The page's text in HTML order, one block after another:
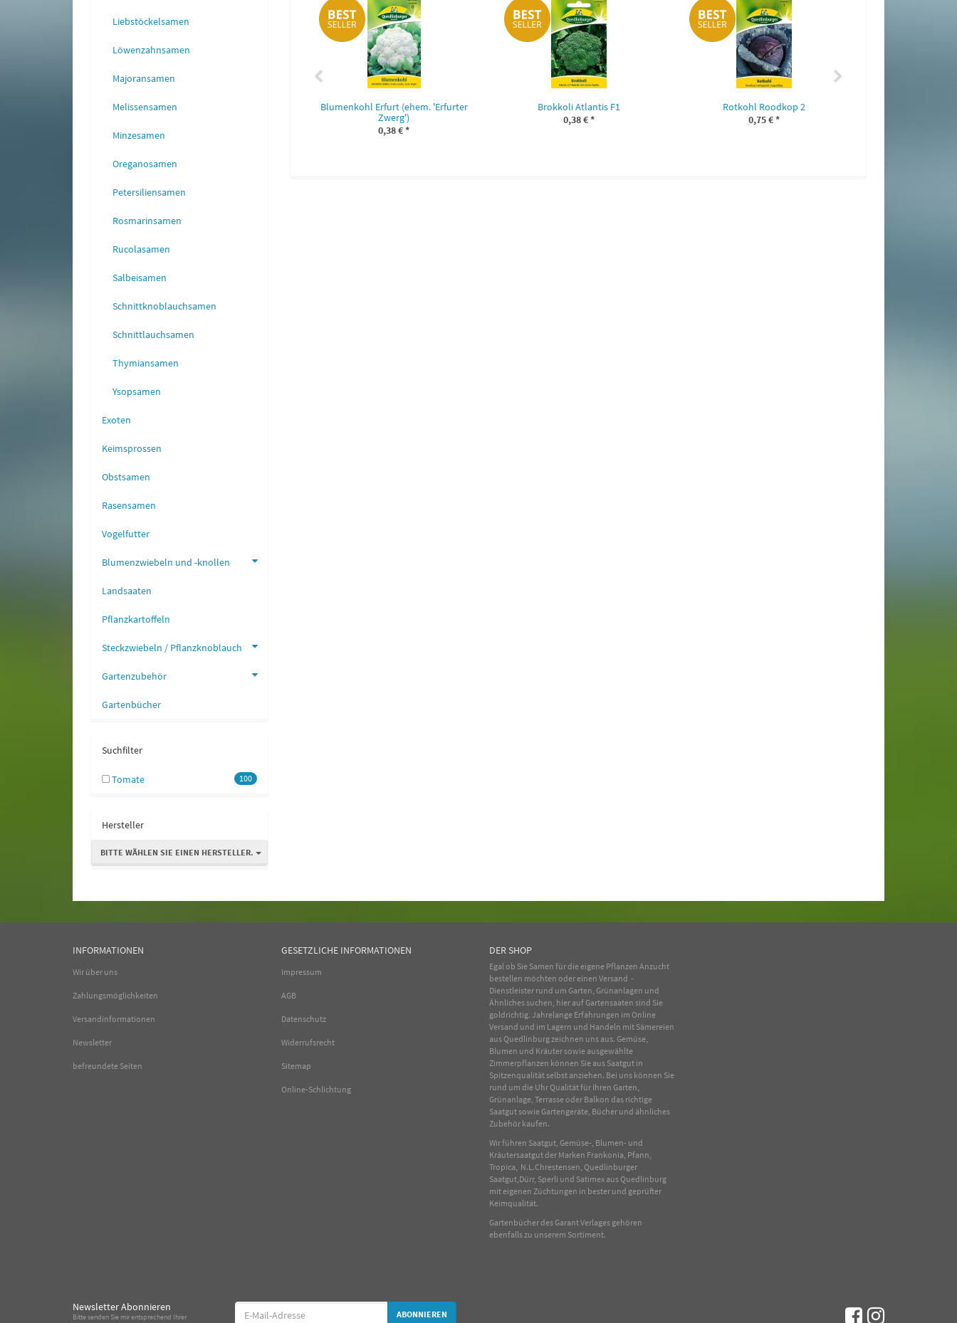
Blumenkohl Erfurt (ehem. 'Erfurter
Zwerg')
0,38 €*
Brokkoli Atlantis F1
0,38 €*
Rotkohl Roodkop 2
0,75 €*
Liebstöckelsamen
Löwenzahnsamen
Majoransamen
Melissensamen
Minzesamen
Oreganosamen
Petersiliensamen
Rosmarinsamen
Rucolasamen
Salbeisamen
Schnittknoblauchsamen
Schnittlauchsamen
Thymiansamen
Ysopsamen
Exoten
Keimsprossen
Obstsamen
Rasensamen
Vogelfutter
Blumenzwiebeln und -knollen
Landsaaten
Pflanzkartoffeln
Steckzwiebeln / Pflanzknoblauch
Gartenzubehör
Gartenbücher
Suchfilter
100
Tomate
Hersteller
BITTE WÄHLEN SIE EINEN HERSTELLER.
INFORMATIONEN
Wir über uns
Zahlungsmöglichkeiten
Versandinformationen
Newsletter
befreundete Seiten
GESETZLICHE INFORMATIONEN
Impressum
AGB
Datenschutz
Widerrufsrecht
Sitemap
Online-Schlichtung
DER SHOP
Egal ob Sie Samen für die eigene Pflanzen Anzucht
bestellen möchten oder einen Versand -
Dienstleister rund um Garten, Grünanlagen und
Ähnliches suchen, hier auf Gartensaaten sind Sie
goldrichtig. Jahrelange Erfahrungen im Online
Versand und im Lagern und Handeln mit Sämereien
aus Quedlinburg zeichnen uns aus. Gemüse,
Blumen und Kräuter sowie ausgewählte
Zimmerpflanzen können Sie aus Saatgut in
Spitzenqualität selbst anziehen. Bei uns können Sie
rund um die Uhr Qualität für Ihren Garten,
Grünanlage, Terrasse oder Balkon das richtige
Saatgut sowie Gartengeräte, Bücher und ähnliches
Zubehör kaufen.
Wir führen Saatgut, Gemüse-, Blumen- und
Kräutersaatgut der Marken Frankonia, Pfann,
Tropica, N.L.Chrestensen, Quedlinburger
Saatgut,Dürr, Sperli und Satimex aus Quedlinburg
mit eigenen Züchtungen in bester und geprüfter
Keimqualität.
Gartenbücher des Garant Verlages gehören
ebenfalls zu unserem Sortiment.
Newsletter Abonnieren
Bitte senden Sie mir entsprechend Ihrer
E-
Mail-
ABONNIEREN